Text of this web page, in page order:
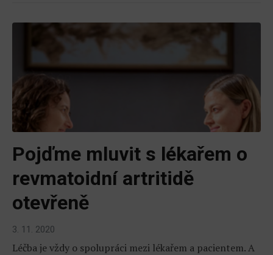
Pojďme mluvit s lékařem o
revmatoidní artritidě
otevřeně
3. 11. 2020
Léčba je vždy o spolupráci mezi lékařem a pacientem. A